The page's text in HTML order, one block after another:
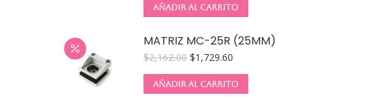
AÑADIR AL CARRITO
MATRIZ MC-25R (25MM)
$2,162.00 $1,729.60
AÑADIR AL CARRITO